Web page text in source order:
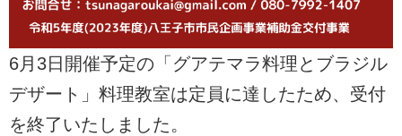
6月3日開催予定の「グアテマラ料理とブラジル
デザート」料理教室は定員に達したため、受付
を終了いたしました。